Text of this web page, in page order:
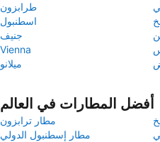
طرابزون
اسطنبول
جنيف
Vienna
ميلانو
أفضل المطارات في العالم
مطار ترابزون
مطار إسطنبول الدولي